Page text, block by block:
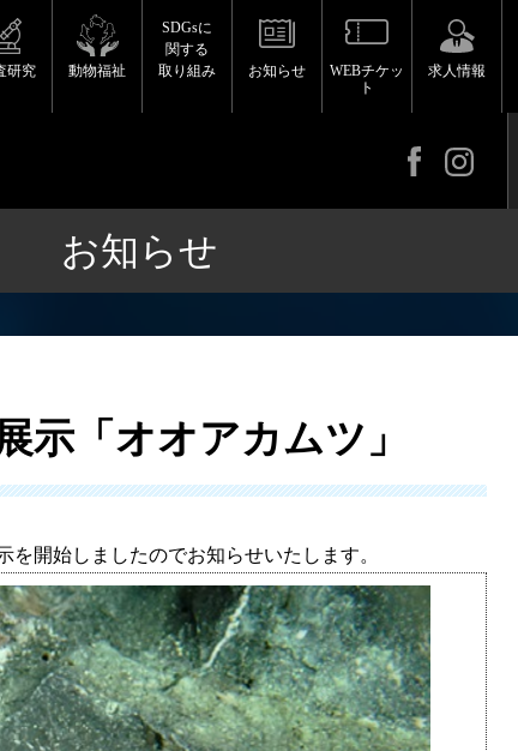
研究 動物福祉
SDGsに
関する
取り組み
お知らせ
WEBチケッ
ト
求人情報
お知らせ
示「オオアカムツ」
開始しましたのでお知らせいたします。